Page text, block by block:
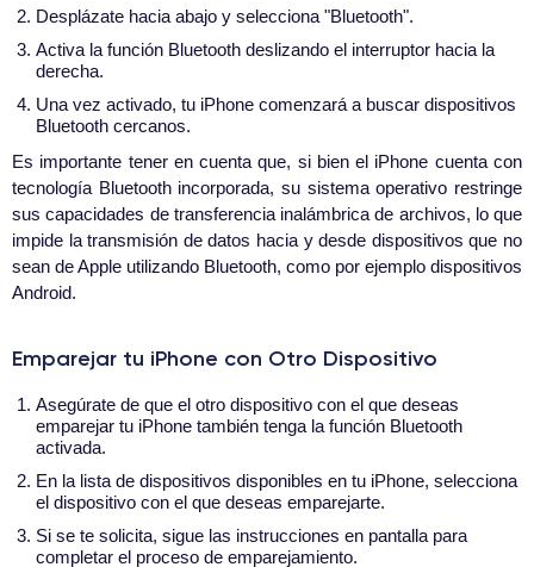
Desplázate hacia abajo y selecciona "Bluetooth".
Activa la función Bluetooth deslizando el interruptor hacia la
derecha.
Una vez activado, tu iPhone comenzará a buscar dispositivos
Bluetooth cercanos.
Es importante tener en cuenta que, si bien el iPhone cuenta con
tecnología Bluetooth incorporada, su sistema operativo restringe
sus capacidades de transferencia inalámbrica de archivos, lo que
impide la transmisión de datos hacia y desde dispositivos que no
sean de Apple utilizando Bluetooth, como por ejemplo dispositivos
Android.
Emparejar tu iPhone con Otro Dispositivo
Asegúrate de que el otro dispositivo con el que deseas
emparejar tu iPhone también tenga la función Bluetooth
activada.
En la lista de dispositivos disponibles en tu iPhone, selecciona
el dispositivo con el que deseas emparejarte.
Si se te solicita, sigue las instrucciones en pantalla para
completar el proceso de emparejamiento.